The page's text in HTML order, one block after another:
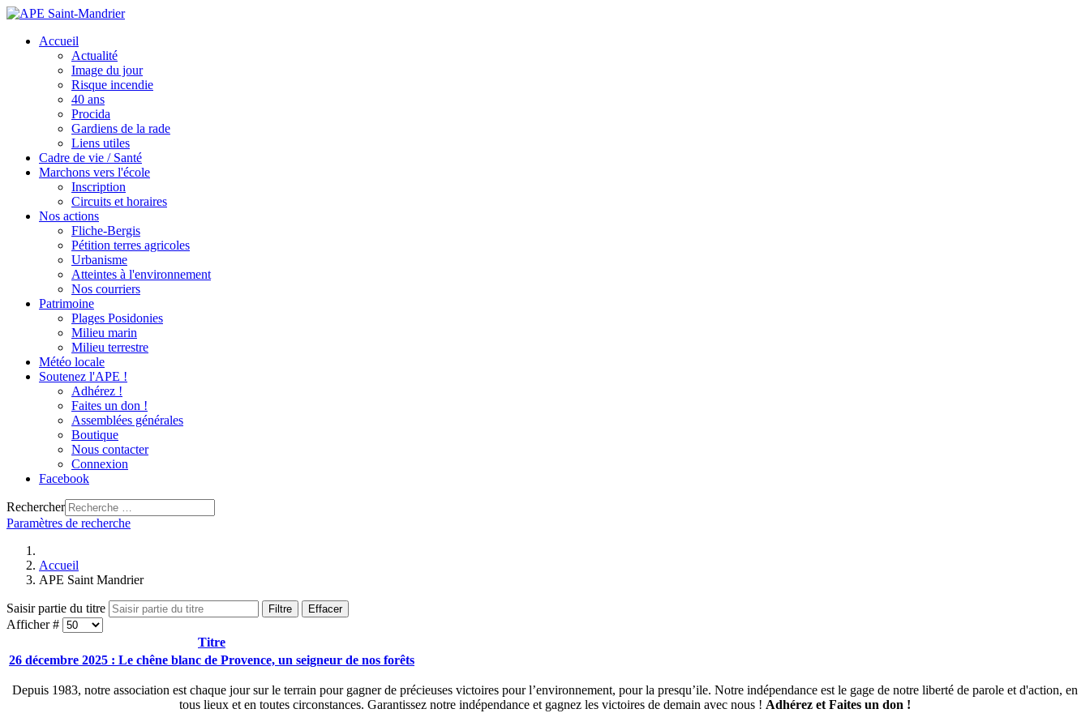
Accueil
Actualité
Image du jour
Risque incendie
40 ans
Procida
Gardiens de la rade
Liens utiles
Cadre de vie / Santé
Marchons vers l'école
Inscription
Circuits et horaires
Nos actions
Fliche-Bergis
Pétition terres agricoles
Urbanisme
Atteintes à l'environnement
Nos courriers
Patrimoine
Plages Posidonies
Milieu marin
Milieu terrestre
Météo locale
Soutenez l'APE !
Adhérez !
Faites un don !
Assemblées générales
Boutique
Nous contacter
Connexion
Facebook
Rechercher
Paramètres de recherche
Accueil
APE Saint Mandrier
Saisir partie du titre Filtre Effacer
Afficher #
Titre
26 décembre 2025 : Le chêne blanc de Provence, un seigneur de nos forêts
Depuis 1983, notre association est chaque jour sur le terrain pour gagner de précieuses victoires pour l’environnement, pour la presqu’ile. Notre indépendance est le gage de notre liberté de parole et d'action, en
tous lieux et en toutes circonstances. Garantissez notre indépendance et gagnez les victoires de demain avec nous ! Adhérez et Faites un don !